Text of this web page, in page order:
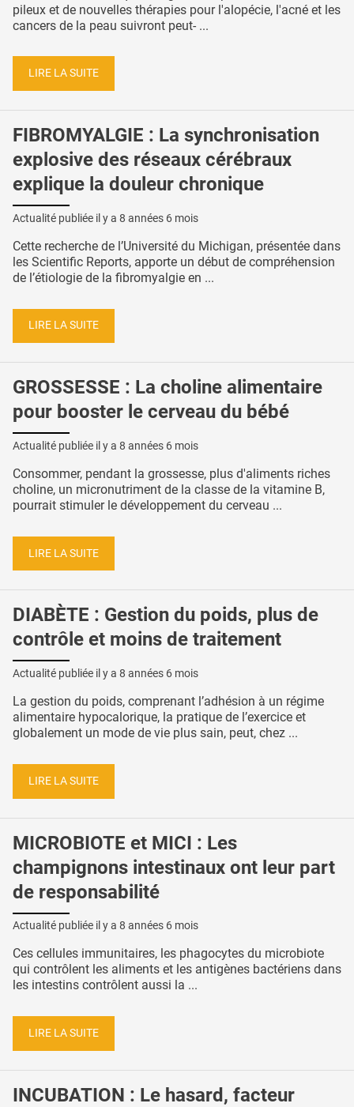
pileux et de nouvelles thérapies pour l'alopécie, l'acné et les
cancers de la peau suivront peut- ...
LIRE LA SUITE
FIBROMYALGIE : La synchronisation
explosive des réseaux cérébraux
explique la douleur chronique
Actualité publiée il y a 8 années 6 mois
Cette recherche de l’Université du Michigan, présentée dans
les Scientific Reports, apporte un début de compréhension
de l’étiologie de la fibromyalgie en ...
LIRE LA SUITE
GROSSESSE : La choline alimentaire
pour booster le cerveau du bébé
Actualité publiée il y a 8 années 6 mois
Consommer, pendant la grossesse, plus d'aliments riches
choline, un micronutriment de la classe de la vitamine B,
pourrait stimuler le développement du cerveau ...
LIRE LA SUITE
DIABÈTE : Gestion du poids, plus de
contrôle et moins de traitement
Actualité publiée il y a 8 années 6 mois
La gestion du poids, comprenant l’adhésion à un régime
alimentaire hypocalorique, la pratique de l’exercice et
globalement un mode de vie plus sain, peut, chez ...
LIRE LA SUITE
MICROBIOTE et MICI : Les
champignons intestinaux ont leur part
de responsabilité
Actualité publiée il y a 8 années 6 mois
Ces cellules immunitaires, les phagocytes du microbiote
qui contrôlent les aliments et les antigènes bactériens dans
les intestins contrôlent aussi la ...
LIRE LA SUITE
INCUBATION : Le hasard, facteur